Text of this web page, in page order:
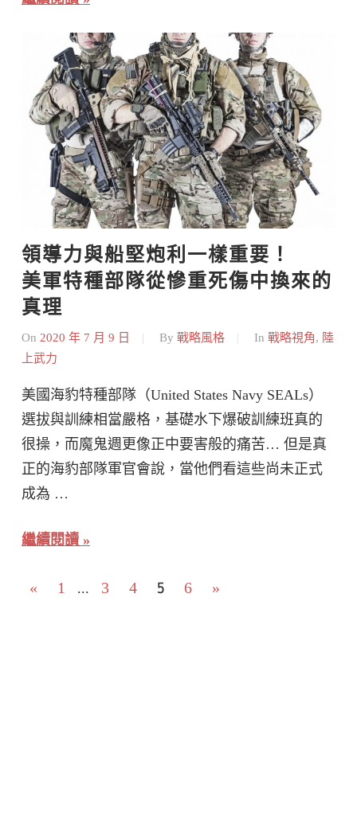
領導力與船堅炮利一樣重要！
美軍特種部隊從慘重死傷中換來的
真理
On 2020 年 7 月 9 日 By 戰略風格 In 戰略視角, 陸
上武力
美國海豹特種部隊（United States Navy SEALs）
選拔與訓練相當嚴格，基礎水下爆破訓練班真的
很操，而魔鬼週更像正中要害般的痛苦… 但是真
正的海豹部隊軍官會說，當他們看這些尚未正式
成為 …
繼續閱讀
文
« Previous
1 ... 3 4 5 6
Next
»